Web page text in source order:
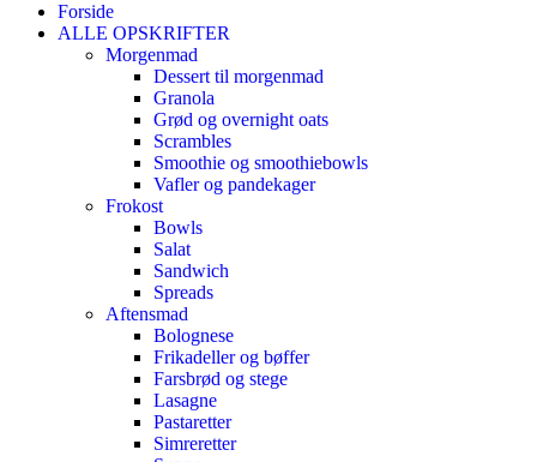
Forside
ALLE OPSKRIFTER
Morgenmad
Dessert til morgenmad
Granola
Grød og overnight oats
Scrambles
Smoothie og smoothiebowls
Vafler og pandekager
Frokost
Bowls
Salat
Sandwich
Spreads
Aftensmad
Bolognese
Frikadeller og bøffer
Farsbrød og stege
Lasagne
Pastaretter
Simreretter